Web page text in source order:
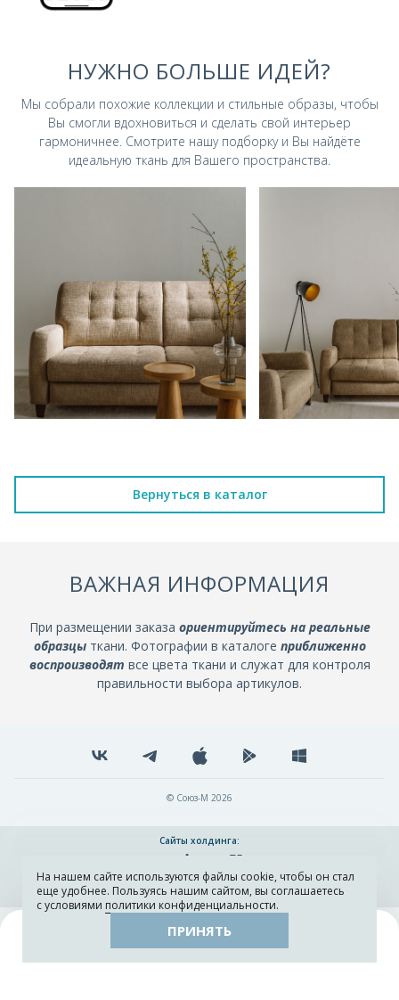
Каталог Остатки тканей
НУЖНО БОЛЬШЕ ИДЕЙ?
Мы собрали похожие коллекции и стильные образы, чтобы
Вы смогли вдохновиться и сделать свой интерьер
гармоничнее. Смотрите нашу подборку и Вы найдёте
идеальную ткань для Вашего пространства.
Вернуться в каталог
ВАЖНАЯ ИНФОРМАЦИЯ
При размещении заказа ориентируйтесь на реальные
образцыткани. Фотографии в каталоге приближенно
воспроизводят все цвета ткани и служат для контроля
правильности выбора артикулов.
© Союз-М 2026
Сайты холдинга:
Разработка и поддержка сайта ADN
На нашем сайте используются файлы cookie, чтобы он стал
еще удобнее. Пользуясь нашим сайтом, вы соглашаетесь
с условиями политики конфиденциальности.
ПРИНЯТЬ